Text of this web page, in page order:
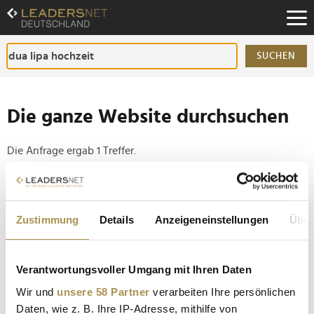
Zustimmung Details Anzeigeneinstellungen
Verantwortungsvoller Umgang mit Ihren Daten
Wir und unsere 58 Partner verarbeiten Ihre persönlichen
Daten, wie z. B. Ihre IP-Adresse, mithilfe von
Zum
Inhalt
Zur
Fußzeilen-
Navigation
SUCHEN
Die ganze Website durchsuchen
Die Anfrage ergab 1 Treffer.
Tipp
Seiten suchen, die genau diese Wortgruppe enthalten:
Palazzo Margherita: Francis Ford Coppolas
wahrgewordener Traum eines süditalienischen...